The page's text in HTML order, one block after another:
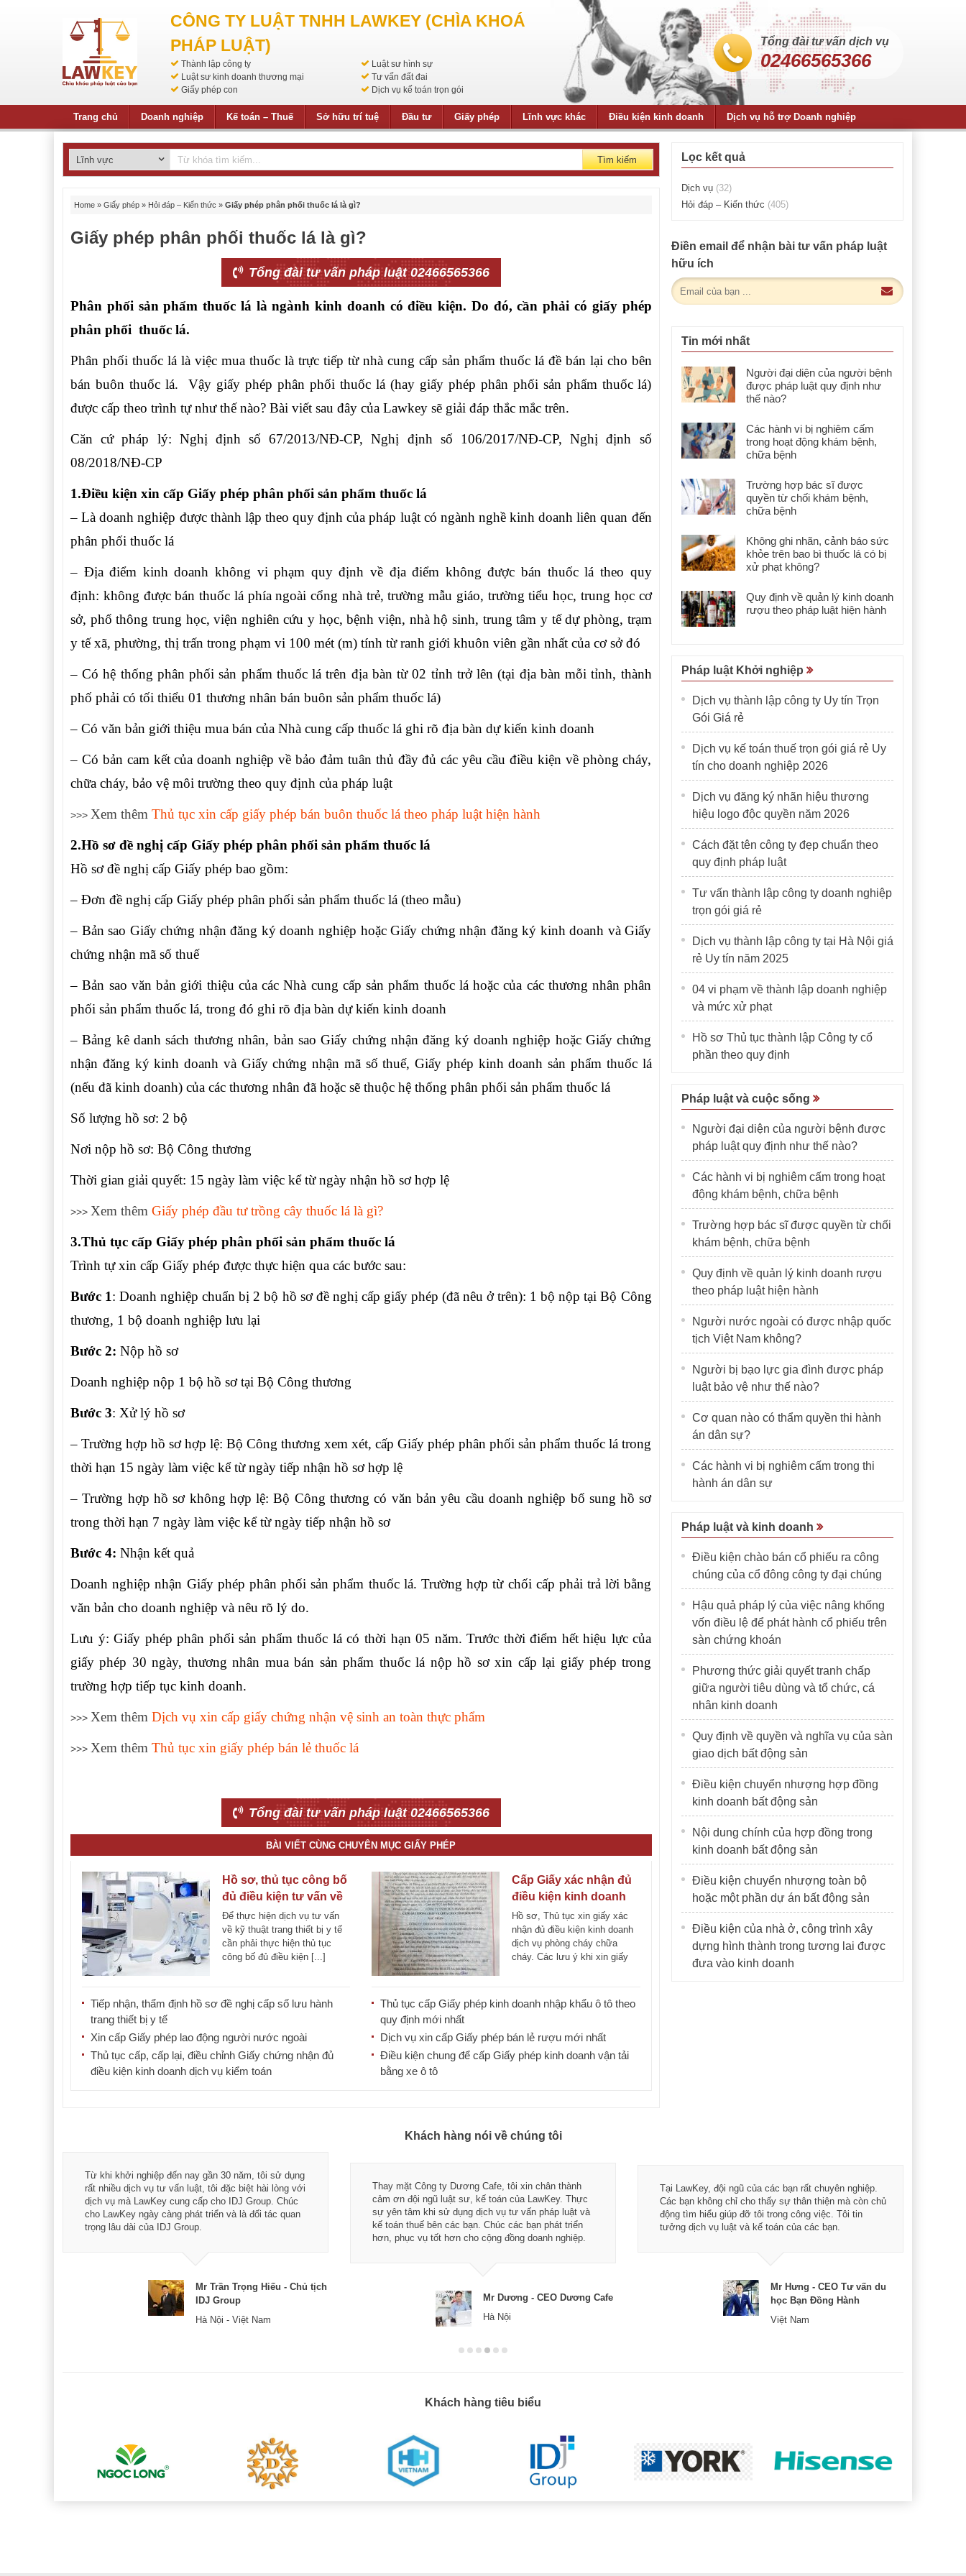
CÔNG TY LUẬT TNHH LAWKEY (CHÌA KHOÁ
PHÁP LUẬT)
Thành lập công ty
Luật sư hình sự
Luật sư kinh doanh thương mại
Tư vấn đất đai
Giấy phép con
Dịch vụ kế toán trọn gói
Tổng đài tư vấn dịch vụ
02466565366
Trang chủ Doanh nghiệp Kế toán – Thuế Sở hữu trí tuệ Đầu tư Giấy phép Lĩnh vực khác Điều kiện kinh doanh Dịch vụ hỗ trợ Doanh nghiệp
Tìm kiếm
Home » Giấy phép » Hỏi đáp – Kiến thức » Giấy phép phân phối thuốc lá là gì?
Giấy phép phân phối thuốc lá là gì?
Tổng đài tư vấn pháp luật 02466565366
Phân phối sản phẩm thuốc lá là ngành kinh doanh có điều kiện. Do đó, cần phải có giấy phép
phân phối thuốc lá.
Phân phối thuốc lá là việc mua thuốc là trực tiếp từ nhà cung cấp sản phẩm thuốc lá đề bán lại cho bên
bán buôn thuốc lá. Vậy giấy phép phân phối thuốc lá (hay giấy phép phân phối sản phẩm thuốc lá)
được cấp theo trình tự như thế nào? Bài viết sau đây của Lawkey sẽ giải đáp thắc mắc trên.
Căn cứ pháp lý: Nghị định số 67/2013/NĐ-CP, Nghị định số 106/2017/NĐ-CP, Nghị định số
08/2018/NĐ-CP
1.Điều kiện xin cấp Giấy phép phân phối sản phẩm thuốc lá
– Là doanh nghiệp được thành lập theo quy định của pháp luật có ngành nghề kinh doanh liên quan đến
phân phối thuốc lá
– Địa điểm kinh doanh không vi phạm quy định về địa điểm không được bán thuốc lá theo quy
định: không được bán thuốc lá phía ngoài cổng nhà trẻ, trường mẫu giáo, trường tiểu học, trung học cơ
sở, phổ thông trung học, viện nghiên cứu y học, bệnh viện, nhà hộ sinh, trung tâm y tế dự phòng, trạm
y tế xã, phường, thị trấn trong phạm vi 100 mét (m) tính từ ranh giới khuôn viên gần nhất của cơ sở đó
– Có hệ thống phân phối sản phẩm thuốc lá trên địa bàn từ 02 tỉnh trở lên (tại địa bàn mỗi tỉnh, thành
phố phải có tối thiểu 01 thương nhân bán buôn sản phẩm thuốc lá)
– Có văn bản giới thiệu mua bán của Nhà cung cấp thuốc lá ghi rõ địa bàn dự kiến kinh doanh
– Có bản cam kết của doanh nghiệp về bảo đảm tuân thủ đầy đủ các yêu cầu điều kiện về phòng cháy,
chữa cháy, bảo vệ môi trường theo quy định của pháp luật
>>> Xem thêm Thủ tục xin cấp giấy phép bán buôn thuốc lá theo pháp luật hiện hành
2.Hồ sơ đề nghị cấp Giấy phép phân phối sản phẩm thuốc lá
Hồ sơ đề nghị cấp Giấy phép bao gồm:
– Đơn đề nghị cấp Giấy phép phân phối sản phẩm thuốc lá (theo mẫu)
– Bản sao Giấy chứng nhận đăng ký doanh nghiệp hoặc Giấy chứng nhận đăng ký kinh doanh và Giấy
chứng nhận mã số thuế
– Bản sao văn bản giới thiệu của các Nhà cung cấp sản phẩm thuốc lá hoặc của các thương nhân phân
phối sản phẩm thuốc lá, trong đó ghi rõ địa bàn dự kiến kinh doanh
– Bảng kê danh sách thương nhân, bản sao Giấy chứng nhận đăng ký doanh nghiệp hoặc Giấy chứng
nhận đăng ký kinh doanh và Giấy chứng nhận mã số thuế, Giấy phép kinh doanh sản phẩm thuốc lá
(nếu đã kinh doanh) của các thương nhân đã hoặc sẽ thuộc hệ thống phân phối sản phẩm thuốc lá
Số lượng hồ sơ: 2 bộ
Nơi nộp hồ sơ: Bộ Công thương
Thời gian giải quyết: 15 ngày làm việc kể từ ngày nhận hồ sơ hợp lệ
>>> Xem thêm Giấy phép đầu tư trồng cây thuốc lá là gì?
3.Thủ tục cấp Giấy phép phân phối sản phẩm thuốc lá
Trình tự xin cấp Giấy phép được thực hiện qua các bước sau:
Bước 1: Doanh nghiệp chuẩn bị 2 bộ hồ sơ đề nghị cấp giấy phép (đã nêu ở trên): 1 bộ nộp tại Bộ Công
thương, 1 bộ doanh nghiệp lưu lại
Bước 2: Nộp hồ sơ
Doanh nghiệp nộp 1 bộ hồ sơ tại Bộ Công thương
Bước 3: Xử lý hồ sơ
– Trường hợp hồ sơ hợp lệ: Bộ Công thương xem xét, cấp Giấy phép phân phối sản phẩm thuốc lá trong
thời hạn 15 ngày làm việc kể từ ngày tiếp nhận hồ sơ hợp lệ
– Trường hợp hồ sơ không hợp lệ: Bộ Công thương có văn bản yêu cầu doanh nghiệp bổ sung hồ sơ
trong thời hạn 7 ngày làm việc kể từ ngày tiếp nhận hồ sơ
Bước 4: Nhận kết quả
Doanh nghiệp nhận Giấy phép phân phối sản phẩm thuốc lá. Trường hợp từ chối cấp phải trả lời bằng
văn bản cho doanh nghiệp và nêu rõ lý do.
Lưu ý: Giấy phép phân phối sản phẩm thuốc lá có thời hạn 05 năm. Trước thời điểm hết hiệu lực của
giấy phép 30 ngày, thương nhân mua bán sản phẩm thuốc lá nộp hồ sơ xin cấp lại giấy phép trong
trường hợp tiếp tục kinh doanh.
>>> Xem thêm Dịch vụ xin cấp giấy chứng nhận vệ sinh an toàn thực phẩm
>>> Xem thêm Thủ tục xin giấy phép bán lẻ thuốc lá
Tổng đài tư vấn pháp luật 02466565366
BÀI VIẾT CÙNG CHUYÊN MỤC GIẤY PHÉP
Hồ sơ, thủ tục công bố
đủ điều kiện tư vấn về
kỹ thuật trang thiết bị y
tế
Để thực hiện dịch vụ tư vấn
về kỹ thuật trang thiết bị y tế
cần phải thực hiện thủ tục
công bố đủ điều kiện [...]
Tiếp nhận, thẩm định hồ sơ đề nghị cấp số lưu hành
trang thiết bị y tế
Xin cấp Giấy phép lao động người nước ngoài
Thủ tục cấp, cấp lại, điều chỉnh Giấy chứng nhận đủ
điều kiện kinh doanh dịch vụ kiểm toán
Cấp Giấy xác nhận đủ
điều kiện kinh doanh
dịch vụ phòng cháy
chữa cháy
Hồ sơ, Thủ tục xin giấy xác
nhận đủ điều kiện kinh doanh
dịch vụ phòng cháy chữa
cháy. Các lưu ý khi xin giấy
Thủ tục cấp Giấy phép kinh doanh nhập khẩu ô tô theo
quy định mới nhất
Dịch vụ xin cấp Giấy phép bán lẻ rượu mới nhất
Điều kiện chung để cấp Giấy phép kinh doanh vận tải
bằng xe ô tô
Lọc kết quả
Dịch vụ (32)
Hỏi đáp – Kiến thức (405)
Điền email để nhận bài tư vấn pháp luật
hữu ích
Tin mới nhất
Người đại diện của người bệnh
được pháp luật quy định như
thế nào?
Các hành vi bị nghiêm cấm
trong hoạt động khám bệnh,
chữa bệnh
Trường hợp bác sĩ được
quyền từ chối khám bệnh,
chữa bệnh
Không ghi nhãn, cảnh báo sức
khỏe trên bao bì thuốc lá có bị
xử phạt không?
Quy định về quản lý kinh doanh
rượu theo pháp luật hiện hành
Pháp luật Khởi nghiệp
Dịch vụ thành lập công ty Uy tín Trọn
Gói Giá rẻ
Dịch vụ kế toán thuế trọn gói giá rẻ Uy
tín cho doanh nghiệp 2026
Dịch vụ đăng ký nhãn hiệu thương
hiệu logo độc quyền năm 2026
Cách đặt tên công ty đẹp chuẩn theo
quy định pháp luật
Tư vấn thành lập công ty doanh nghiệp
trọn gói giá rẻ
Dịch vụ thành lập công ty tại Hà Nội giá
rẻ Uy tín năm 2025
04 vi phạm về thành lập doanh nghiệp
và mức xử phạt
Hồ sơ Thủ tục thành lập Công ty cổ
phần theo quy định
Pháp luật và cuộc sống
Người đại diện của người bệnh được
pháp luật quy định như thế nào?
Các hành vi bị nghiêm cấm trong hoạt
động khám bệnh, chữa bệnh
Trường hợp bác sĩ được quyền từ chối
khám bệnh, chữa bệnh
Quy định về quản lý kinh doanh rượu
theo pháp luật hiện hành
Người nước ngoài có được nhập quốc
tịch Việt Nam không?
Người bị bạo lực gia đình được pháp
luật bảo vệ như thế nào?
Cơ quan nào có thẩm quyền thi hành
án dân sự?
Các hành vi bị nghiêm cấm trong thi
hành án dân sự
Pháp luật và kinh doanh
Điều kiện chào bán cổ phiếu ra công
chúng của cổ đông công ty đại chúng
Hậu quả pháp lý của việc nâng khống
vốn điều lệ để phát hành cổ phiếu trên
sàn chứng khoán
Phương thức giải quyết tranh chấp
giữa người tiêu dùng và tổ chức, cá
nhân kinh doanh
Quy định về quyền và nghĩa vụ của sàn
giao dịch bất động sản
Điều kiện chuyển nhượng hợp đồng
kinh doanh bất động sản
Nội dung chính của hợp đồng trong
kinh doanh bất động sản
Điều kiện chuyển nhượng toàn bộ
hoặc một phần dự án bất động sản
Điều kiện của nhà ở, công trình xây
dựng hình thành trong tương lai được
đưa vào kinh doanh
Khách hàng nói về chúng tôi
Từ khi khởi nghiệp đến nay gần 30 năm, tôi sử dụng
rất nhiều dịch vụ tư vấn luật, tôi đặc biệt hài lòng với
dịch vụ mà LawKey cung cấp cho IDJ Group. Chúc
cho LawKey ngày càng phát triển và là đối tác quan
trọng lâu dài của IDJ Group.
Mr Trần Trọng Hiếu - Chủ tịch
IDJ Group
Hà Nội - Việt Nam
Thay mặt Công ty Dương Cafe, tôi xin chân thành
cảm ơn đội ngũ luật sư, kế toán của LawKey. Thực
sự yên tâm khi sử dụng dịch vụ tư vấn pháp luật và
kế toán thuế bên các bạn. Chúc các bạn phát triển
hơn, phục vụ tốt hơn cho cộng đồng doanh nghiệp.
Mr Dương - CEO Dương Cafe
Hà Nội
Tại LawKey, đội ngũ của các bạn rất chuyên nghiệp.
Các bạn không chỉ cho thấy sự thân thiện mà còn chủ
động tìm hiểu giúp đỡ tôi trong công việc. Tôi tin
tưởng dịch vụ luật và kế toán của các bạn.
Mr Hưng - CEO Tư vấn du
học Bạn Đồng Hành
Việt Nam
Khách hàng tiêu biểu